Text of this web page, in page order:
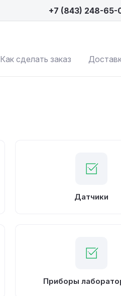
+7 (843) 248-65-
Как сделать заказ
Датчики
Приборы